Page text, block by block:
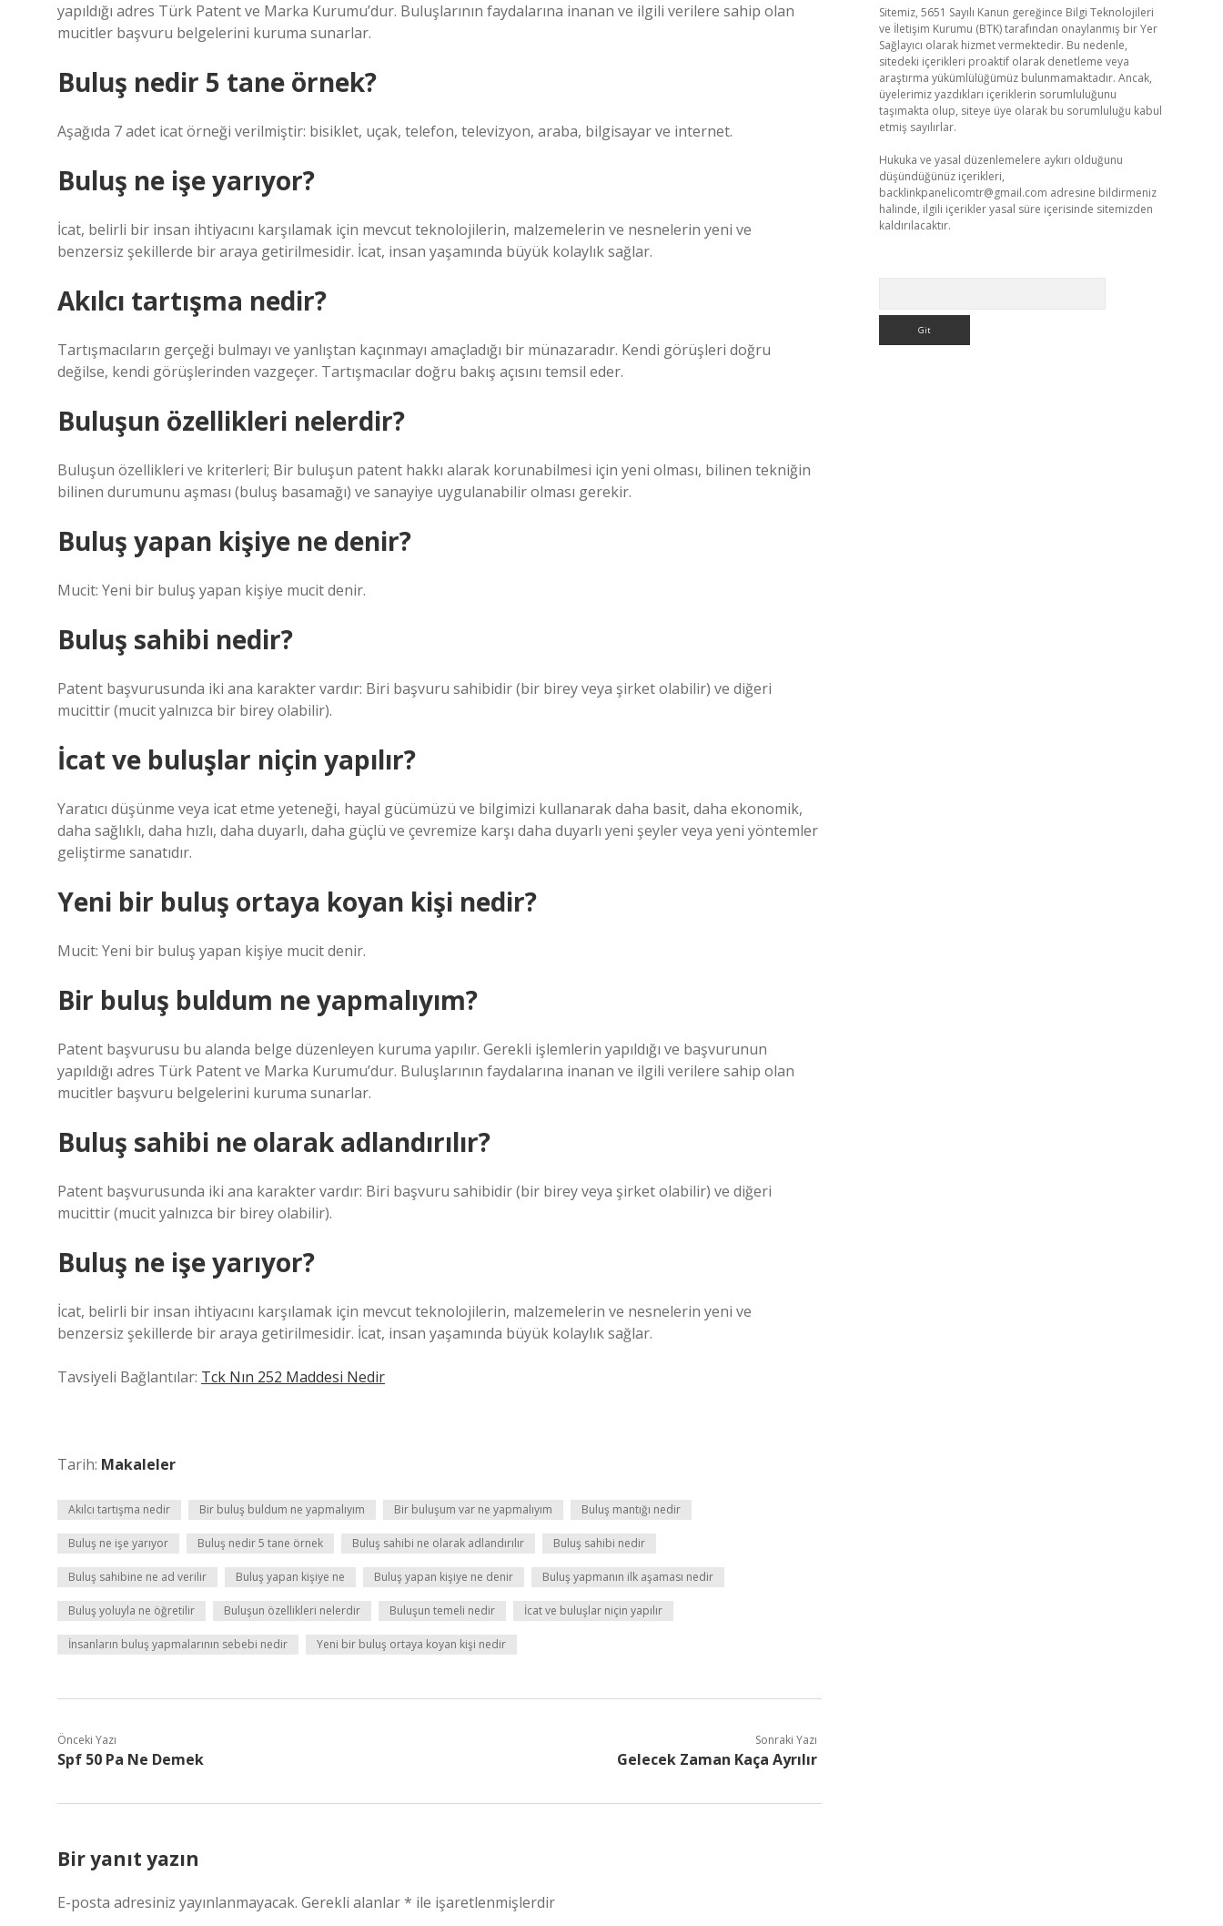
yapıldığı adres Türk Patent ve Marka Kurumu’dur. Buluşlarının faydalarına inanan ve ilgili verilere sahip olan
mucitler başvuru belgelerini kuruma sunarlar.
Buluş nedir 5 tane örnek?
Aşağıda 7 adet icat örneği verilmiştir: bisiklet, uçak, telefon, televizyon, araba, bilgisayar ve internet.
Buluş ne işe yarıyor?
İcat, belirli bir insan ihtiyacını karşılamak için mevcut teknolojilerin, malzemelerin ve nesnelerin yeni ve
benzersiz şekillerde bir araya getirilmesidir. İcat, insan yaşamında büyük kolaylık sağlar.
Akılcı tartışma nedir?
Tartışmacıların gerçeği bulmayı ve yanlıştan kaçınmayı amaçladığı bir münazaradır. Kendi görüşleri doğru
değilse, kendi görüşlerinden vazgeçer. Tartışmacılar doğru bakış açısını temsil eder.
Buluşun özellikleri nelerdir?
Buluşun özellikleri ve kriterleri; Bir buluşun patent hakkı alarak korunabilmesi için yeni olması, bilinen tekniğin
bilinen durumunu aşması (buluş basamağı) ve sanayiye uygulanabilir olması gerekir.
Buluş yapan kişiye ne denir?
Mucit: Yeni bir buluş yapan kişiye mucit denir.
Buluş sahibi nedir?
Patent başvurusunda iki ana karakter vardır: Biri başvuru sahibidir (bir birey veya şirket olabilir) ve diğeri
mucittir (mucit yalnızca bir birey olabilir).
İcat ve buluşlar niçin yapılır?
Yaratıcı düşünme veya icat etme yeteneği, hayal gücümüzü ve bilgimizi kullanarak daha basit, daha ekonomik,
daha sağlıklı, daha hızlı, daha duyarlı, daha güçlü ve çevremize karşı daha duyarlı yeni şeyler veya yeni yöntemler
geliştirme sanatıdır.
Yeni bir buluş ortaya koyan kişi nedir?
Mucit: Yeni bir buluş yapan kişiye mucit denir.
Bir buluş buldum ne yapmalıyım?
Patent başvurusu bu alanda belge düzenleyen kuruma yapılır. Gerekli işlemlerin yapıldığı ve başvurunun
yapıldığı adres Türk Patent ve Marka Kurumu’dur. Buluşlarının faydalarına inanan ve ilgili verilere sahip olan
mucitler başvuru belgelerini kuruma sunarlar.
Buluş sahibi ne olarak adlandırılır?
Patent başvurusunda iki ana karakter vardır: Biri başvuru sahibidir (bir birey veya şirket olabilir) ve diğeri
mucittir (mucit yalnızca bir birey olabilir).
Buluş ne işe yarıyor?
İcat, belirli bir insan ihtiyacını karşılamak için mevcut teknolojilerin, malzemelerin ve nesnelerin yeni ve
benzersiz şekillerde bir araya getirilmesidir. İcat, insan yaşamında büyük kolaylık sağlar.
Tavsiyeli Bağlantılar: Tck Nın 252 Maddesi Nedir
Tarih: Makaleler
Akılcı tartışma nedir Bir buluş buldum ne yapmalıyım Bir buluşum var ne yapmalıyım Buluş mantığı nedir
Buluş ne işe yarıyor Buluş nedir 5 tane örnek Buluş sahibi ne olarak adlandırılır Buluş sahibi nedir
Buluş sahibine ne ad verilir Buluş yapan kişiye ne Buluş yapan kişiye ne denir Buluş yapmanın ilk aşaması nedir
Buluş yoluyla ne öğretilir Buluşun özellikleri nelerdir Buluşun temeli nedir İcat ve buluşlar niçin yapılır
İnsanların buluş yapmalarının sebebi nedir Yeni bir buluş ortaya koyan kişi nedir
Önceki Yazı
Spf 50 Pa Ne Demek
Sonraki Yazı
Gelecek Zaman Kaça Ayrılır
Bir yanıt yazın
E-posta adresiniz yayınlanmayacak. Gerekli alanlar* ile işaretlenmişlerdir
Sitemiz, 5651 Sayılı Kanun gereğince Bilgi Teknolojileri
ve İletişim Kurumu (BTK) tarafından onaylanmış bir Yer
Sağlayıcı olarak hizmet vermektedir. Bu nedenle,
sitedeki içerikleri proaktif olarak denetleme veya
araştırma yükümlülüğümüz bulunmamaktadır. Ancak,
üyelerimiz yazdıkları içeriklerin sorumluluğunu
taşımakta olup, siteye üye olarak bu sorumluluğu kabul
etmiş sayılırlar.
Hukuka ve yasal düzenlemelere aykırı olduğunu
düşündüğünüz içerikleri,
backlinkpanelicomtr@gmail.com adresine bildirmeniz
halinde, ilgili içerikler yasal süre içerisinde sitemizden
kaldırılacaktır.